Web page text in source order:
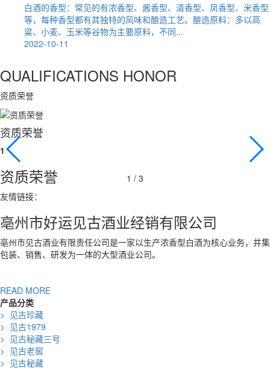
白酒的香型：常见的有浓香型、酱香型、清香型、凤香型、米香型
等，每种香型都有其独特的风味和酿造工艺。酿造原料：多以高
粱、小麦、玉米等谷物为主要原料，不同...
2022-10-11
QUALIFICATIONS HONOR
资质荣誉
资质荣誉
1 / 3
1
资质荣誉
友情链接：
亳州市好运见古酒业经销有限公司
亳州市见古酒业有限责任公司是一家以生产浓香型白酒为核心业务，并集
包装、销售、研发为一体的大型酒业公司。
READ MORE
产品分类
> 见古珍藏
> 见古1979
> 见古秘藏三号
> 见古老窖
> 见古秘藏